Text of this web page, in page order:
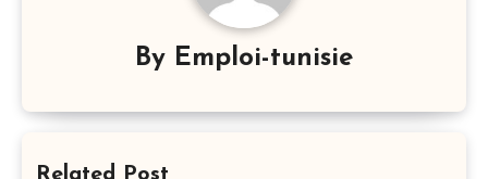
By Emploi-tunisie
Related Post